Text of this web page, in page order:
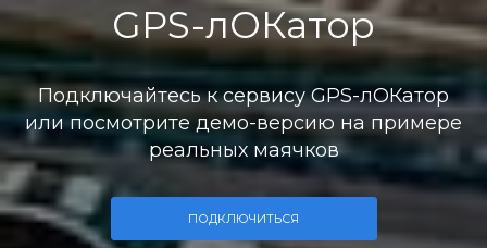
GPS-лОКатор
Подключайтесь к сервису GPS-лОКатор
или посмотрите демо-версию на примере
реальных маячков
ПОДКЛЮЧИТЬСЯ